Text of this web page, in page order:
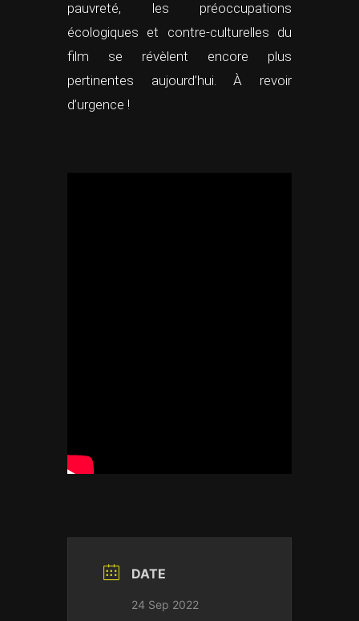
pauvreté, les préoccupations
écologiques et contre-culturelles du
film se révèlent encore plus
pertinentes aujourd’hui. À revoir
d’urgence !
DATE
24 Sep 2022